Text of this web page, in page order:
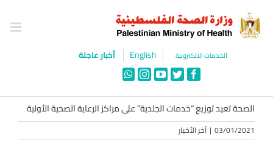
content
الخدمات الالكترونية English أخبار عاجلة
Facebook
Twitter
YouTube
Instagram
WhatsApp
الصحة تعيد توزيع “خدمات الجلدية” على مراكز الرعاية الصحية الأولية
03/01/2021
| آخر الأخبار